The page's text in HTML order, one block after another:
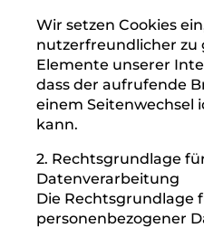
1. Beschreibung und
Datenverarbeitung
Unsere Webseite
Cookies handelt es
im Internetbrowser
Internetbrowser auf
Nutzer eine Website
auf dem
gespeichert werden.
eine charakteristische